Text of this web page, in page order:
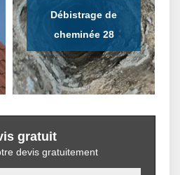
Débistrage de
cheminée 28
gratuit
devis gratuitement